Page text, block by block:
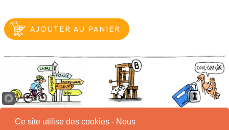
Ce site utilise des cookies - Nous